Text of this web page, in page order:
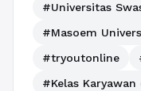
#Universitas
#Masoem
#tryoutonline
#Kelas